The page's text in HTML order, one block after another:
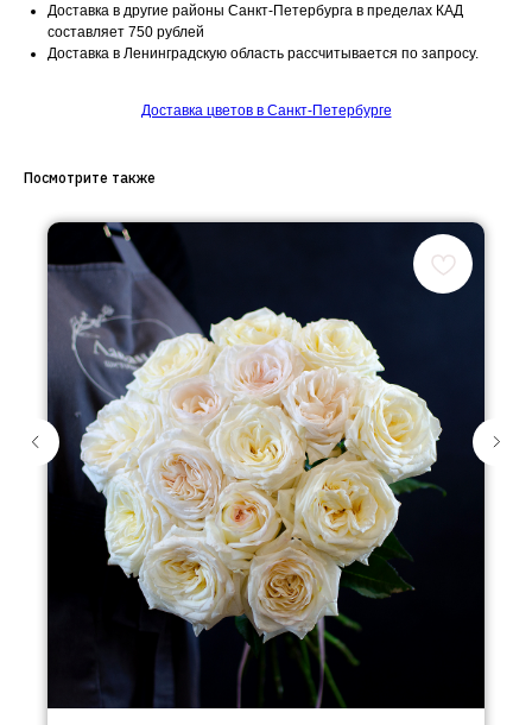
Доставка в другие районы Санкт-Петербурга в пределах КАД
составляет 750 рублей
Доставка в Ленинградскую область рассчитывается по запросу.
Доставка цветов в Санкт-Петербурге
Посмотрите также